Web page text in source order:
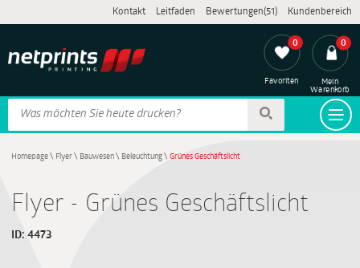
Kontakt Leitfaden Bewertungen(51) Kundenbereich
0
Favoriten
0
Mein
Warenkorb
Homepage\ Flyer\ Bauwesen\ Beleuchtung\ Grünes Geschäftslicht
Flyer - Grünes Geschäftslicht
ID: 4473